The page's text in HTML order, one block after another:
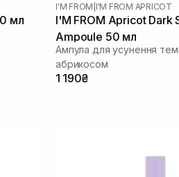
мл
I'M FROM I'M FROM APRICOT
I'M FROM Apricot Dark
Ampoule 50 мл
Ампула для усунення
абрикосом
1 190₴